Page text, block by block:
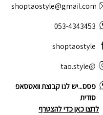
shoptaostyle@gmail.com
053-4343453
shoptaostyle
@tao.style
פסס...יש לנו קבוצת וואטסאפ
סודית
לחצו כאן כדי להצטרף